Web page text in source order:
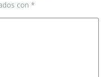
con *